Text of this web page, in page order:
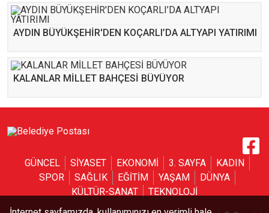
AYDIN BÜYÜKŞEHİR'DEN KOÇARLI’DA ALTYAPI YATIRIMI
KALANLAR MİLLET BAHÇESİ BÜYÜYOR
GÜNCEL SİYASET EKONOMİ 3. SAYFA
KADIN
SPOR
SAĞLIK EĞİTİM YAŞAM
DÜNYA
KÜLTÜR-SANAT
TEKNOLOJİ